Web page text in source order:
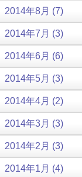
2014年8月 (7)
2014年7月 (3)
2014年6月 (6)
2014年5月 (3)
2014年4月 (2)
2014年3月 (3)
2014年2月 (3)
2014年1月 (4)